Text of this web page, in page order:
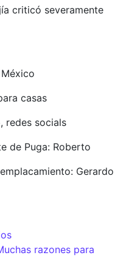
criticó severamente
casas
redes socials
de Puga: Roberto
Gerardo
entradas
razones para